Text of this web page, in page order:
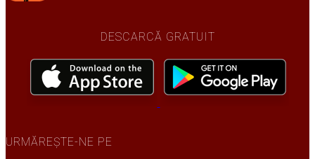
DESCARCĂ GRATUIT
URMĂREȘTE-NE PE